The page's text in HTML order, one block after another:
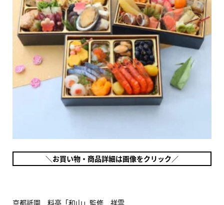
＼お買い物・商品詳細は画像をクリック／
京都祇園 料亭「和山」監修 祥雲